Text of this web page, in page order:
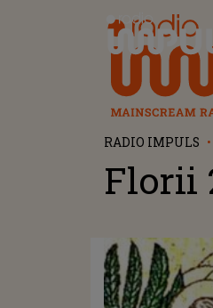
Radio Impuls
RADIO IMPULS
Florii